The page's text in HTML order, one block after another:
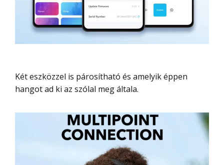
Két eszközzel is párosítható és amelyik éppen
hangot ad ki az szólal meg általa.